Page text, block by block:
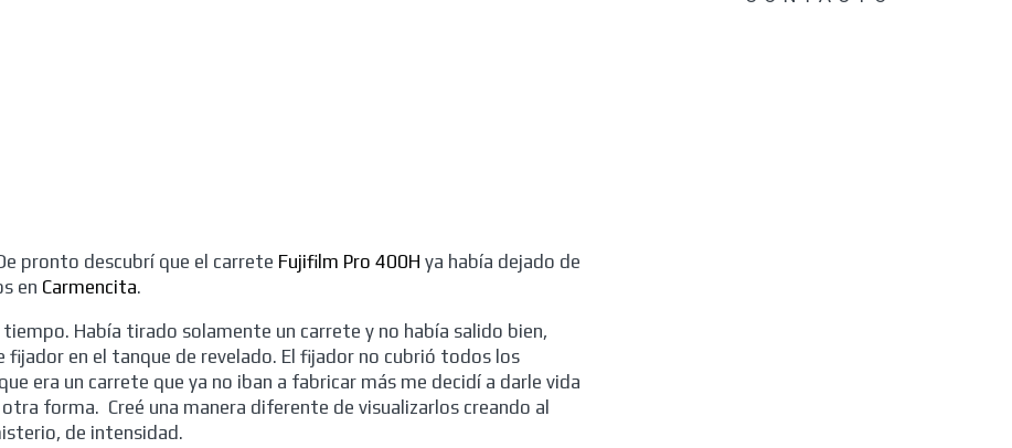
pronto descubrí que el carrete Fujifilm Pro 400H ya había dejado de
en Carmencita.
Había tirado solamente un carrete y no había salido bien,
en el tanque de revelado. El fijador no cubrió todos los
era un carrete que ya no iban a fabricar más me decidí a darle vida
forma. Creé una manera diferente de visualizarlos creando al
de intensidad.